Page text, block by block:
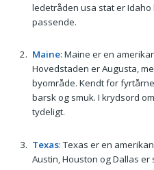
ledetråden usa stat er
passende.
Maine: Maine er en
Hovedstaden er Augusta,
byområde. Kendt for
barsk og smuk. I krydsord
tydeligt.
Texas: Texas er en
Austin, Houston og Dallas